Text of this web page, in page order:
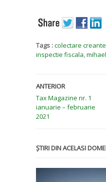
Tags :colectare
inspectie fiscala,
ANTERIOR
Tax Magazine nr. 1
ianuarie – februarie
2021
ȘTIRI DIN ACELASI